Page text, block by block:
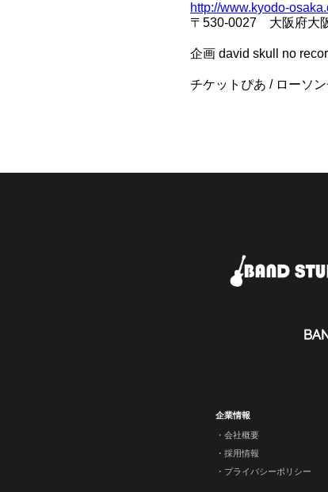
http://www.kyodo-
〒530-0027 大阪府大
企画 david skull no
チケットぴあ / ローソ
企業情報
会社概要
採用情報
プライバシーポリシー